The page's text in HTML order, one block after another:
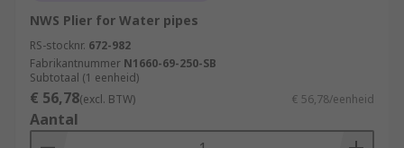
NWS Plier for Water pipes
RS-stocknr. 672-982
Fabrikantnummer N1660-69-250-SB
Subtotaal (1 eenheid)
€ 56,78(excl. BTW) € 56,78/eenheid
Aantal